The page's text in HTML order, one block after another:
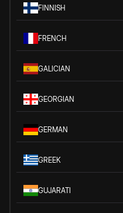
FINNISH
FRENCH
GALICIAN
GEORGIAN
GERMAN
GREEK
GUJARATI